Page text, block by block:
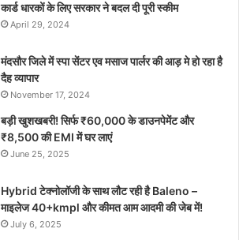
कार्ड धारकों के लिए सरकार ने बदल दी पूरी स्कीम
April 29, 2024
मंदसौर जिले में स्पा सेंटर एव मसाज पार्लर की आड़ मे हो रहा है
दैह व्यापार
November 17, 2024
बड़ी खुशखबरी! सिर्फ ₹60,000 के डाउनपेमेंट और
₹8,500 की EMI में घर लाएं
June 25, 2025
Hybrid टेक्नोलॉजी के साथ लौट रही है Baleno –
माइलेज 40+kmpl और कीमत आम आदमी की जेब में!
July 6, 2025